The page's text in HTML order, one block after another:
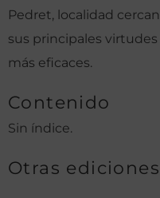
Pedret, localidad
sus principales
más eficaces.
Contenido
Sin índice.
Otras